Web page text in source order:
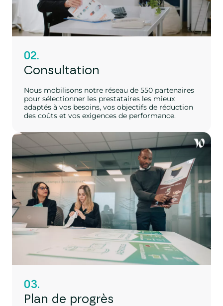
02.
Consultation
Nous mobilisons notre réseau de 550 partenaires
pour sélectionner les prestataires les mieux
adaptés à vos besoins, vos objectifs de réduction
des coûts et vos exigences de performance.
03.
Plan de progrès